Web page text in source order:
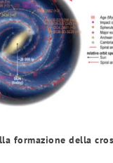
formazione della